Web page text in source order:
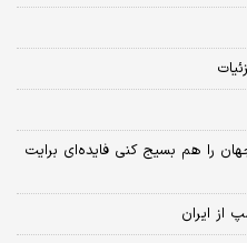
را هم بسیج کنی فایده‌ای برایت
از ایران